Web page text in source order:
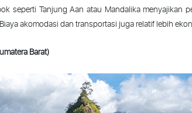
seperti Tanjung Aan atau Mandalika menyajikan
Biayaakomodasi dan transportasi jugarelatiflebih
Barat)